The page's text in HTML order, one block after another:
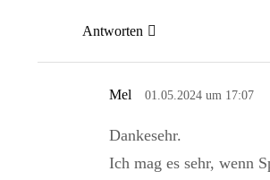
Antworten
Mel 01.05.2024 um 17:07
Dankesehr.
Ich mag es sehr, wenn